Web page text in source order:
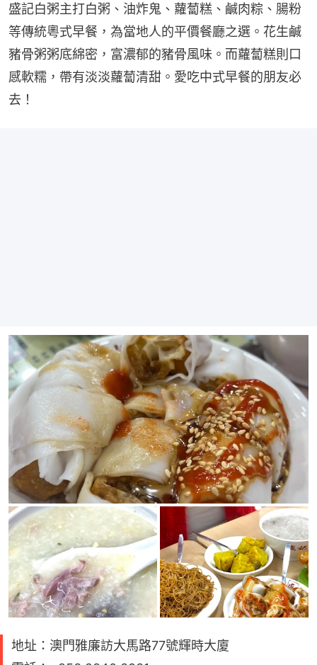
盛記白粥主打白粥、油炸鬼、蘿蔔糕、鹹肉粽、腸粉
等傳統粵式早餐，為當地人的平價餐廳之選。花生鹹
豬骨粥粥底綿密，富濃郁的豬骨風味。而蘿蔔糕則口
感軟糯，帶有淡淡蘿蔔清甜。愛吃中式早餐的朋友必
去！
地址：澳門雅廉訪大馬路77號輝時大廈